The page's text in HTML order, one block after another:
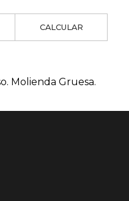
CALCULAR
Molienda Gruesa.